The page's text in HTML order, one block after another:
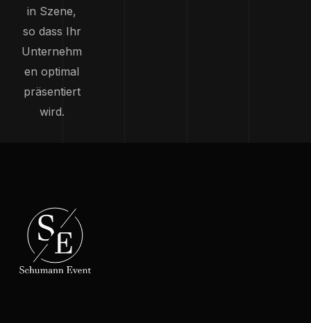
in Szene,
so dass Ihr
Unternehm
en optimal
präsentiert
wird.